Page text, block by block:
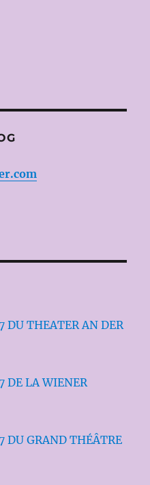
THEATER AN DER
DE LA WIENER
GRAND THÉÂTRE